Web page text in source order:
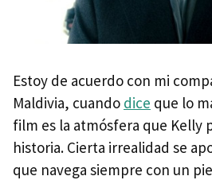
Estoy de acuerdo con mi
Maldivia, cuando dice que lo
film es la atmósfera que Kelly
historia. Cierta irrealidad se
que navega siempre con un